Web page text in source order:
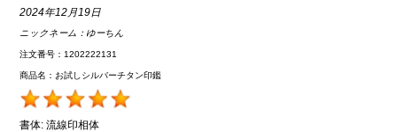
2024年12月19日
ニックネーム： ゆーちん
注文番号：1202222131
商品名：お試しシルバーチタン印鑑
書体: 流線印相体